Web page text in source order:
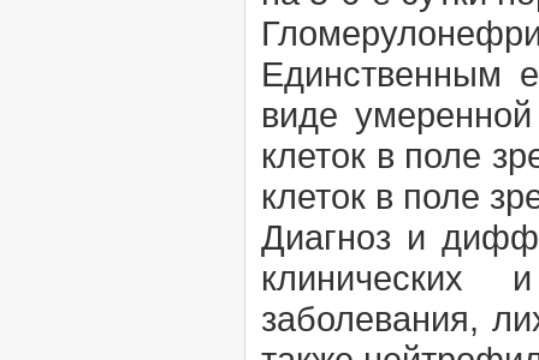
Единственным
виде
клеток в поле
клеток в поле
Диагноз и
клинических
заболевания,